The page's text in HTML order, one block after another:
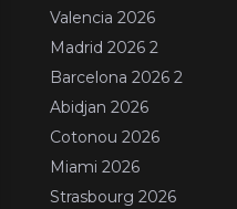
Valencia 2026
Madrid 2026 2
Barcelona 2026 2
Abidjan 2026
Cotonou 2026
Miami 2026
Strasbourg 2026